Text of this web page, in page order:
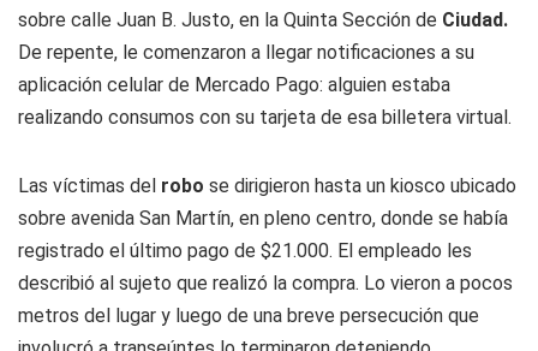
sobre calle Juan B. Justo, en la Quinta Sección de Ciudad.
De repente, le comenzaron a llegar notificaciones a su
aplicación celular de Mercado Pago: alguien estaba
realizando consumos con su tarjeta de esa billetera virtual.
Las víctimas del robo se dirigieron hasta un kiosco ubicado
sobre avenida San Martín, en pleno centro, donde se había
registrado el último pago de $21.000. El empleado les
describió al sujeto que realizó la compra. Lo vieron a pocos
metros del lugar y luego de una breve persecución que